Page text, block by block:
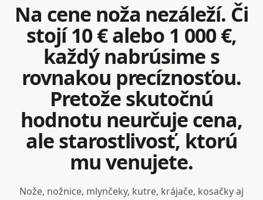
Na cene noža nezáleží. Či
stojí 10 € alebo 1 000 €,
každý nabrúsime s
rovnakou precíznosťou.
Pretože skutočnú
hodnotu neurčuje cena,
ale starostlivosť, ktorú
mu venujete.
Nože, nožnice, mlynčeky, kutre, krájače, kosačky aj